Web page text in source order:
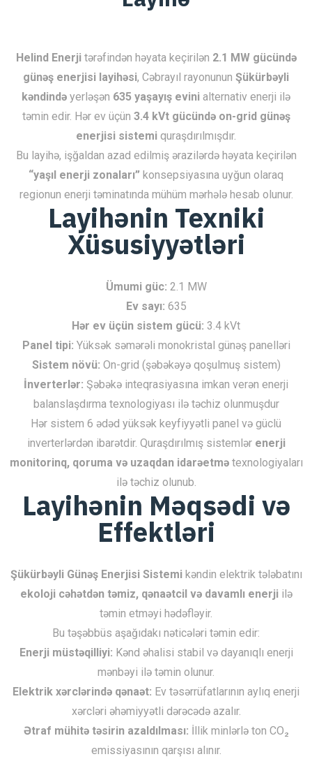
Helind Enerjitərəfindən həyata keçirilən 2.1 MW gücündə
günəş enerjisi layihəsi, Cəbrayıl rayonunun Şükürbəyli
kəndində yerləşən 635 yaşayış evini alternativ enerji ilə
təmin edir. Hər ev üçün 3.4 kVt gücündə on-grid günəş
enerjisi sistemi quraşdırılmışdır.
Bu layihə, işğaldan azad edilmiş ərazilərdə həyata keçirilən
“yaşıl enerji zonaları” konsepsiyasına uyğun olaraq
regionun enerji təminatında mühüm mərhələ hesab olunur.
Layihənin Texniki
Xüsusiyyətləri
Ümumi güc: 2.1 MW
Ev sayı: 635
Hər ev üçün sistem gücü: 3.4 kVt
Panel tipi: Yüksək səmərəli monokristal günəş panelləri
Sistem növü: On-grid (şəbəkəyə qoşulmuş sistem)
İnverterlər: Şəbəkə inteqrasiyasına imkan verən enerji
balanslaşdırma texnologiyası ilə təchiz olunmuşdur
Hər sistem 6 ədəd yüksək keyfiyyətli panel və güclü
inverterlərdən ibarətdir. Quraşdırılmış sistemlər enerji
monitorinq, qoruma və uzaqdan idarəetmətexnologiyaları
ilə təchiz olunub.
Layihənin Məqsədi və
Effektləri
Şükürbəyli Günəş Enerjisi Sistemikəndin elektrik tələbatını
ekoloji cəhətdən təmiz, qənaətcil və davamlı enerjiilə
təmin etməyi hədəfləyir.
Bu təşəbbüs aşağıdakı nəticələri təmin edir:
Enerji müstəqilliyi: Kənd əhalisi stabil və dayanıqlı enerji
mənbəyi ilə təmin olunur.
Elektrik xərclərində qənaət: Ev təsərrüfatlarının aylıq enerji
xərcləri əhəmiyyətli dərəcədə azalır.
Ətraf mühitə təsirin azaldılması: İllik minlərlə ton CO₂
emissiyasının qarşısı alınır.